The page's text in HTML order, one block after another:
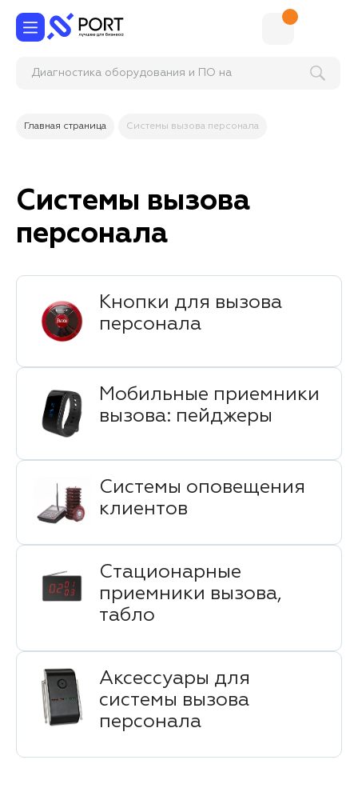
Диагностика оборудования и ПО на
Главная страница Системы вызова персонала
Системы вызова
персонала
Кнопки для вызова
персонала
Мобильные приемники
вызова: пейджеры
Системы оповещения
клиентов
Стационарные
приемники вызова,
табло
Аксессуары для
системы вызова
персонала